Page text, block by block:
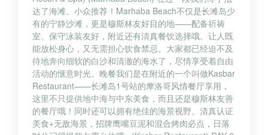
达了海滩。小众推荐！Marhaba Beach不仅是长滩岛少
有的宁静沙滩，更是穆斯林友好目的地——配备祈祷
室、保守泳装友好，附近还有清真餐饮选择哦。让人既
能放松身心，又无需担心饮食禁忌。大家都已经迫不及
待地奔向细软的白沙和清澈的海水了，尽情享受着自由
活动的惬意时光。晚餐我们是在附近的一个叫做Kasbar
Restaurant——长滩岛1号站的摩洛哥风情餐厅享用，
这里不只提供地中海与中东美食，而且还是穆斯林友善
的餐厅哦！同时还可以拥有绝佳的海景视野。清真认证
美食+无敌海景，招牌鹰嘴豆泥和混合烤肉必点，日落